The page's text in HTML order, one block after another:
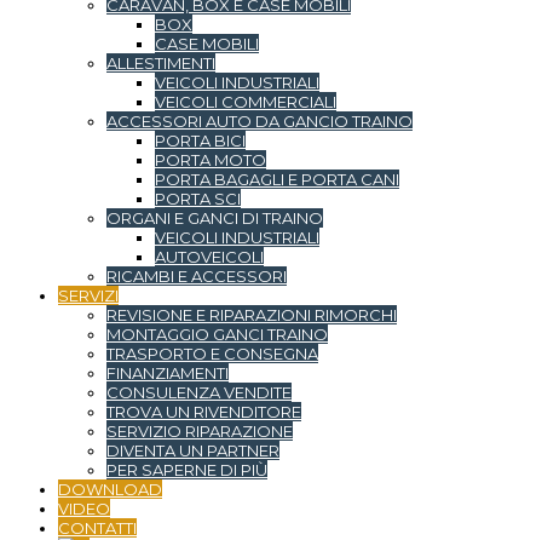
CARAVAN, BOX E CASE MOBILI
BOX
CASE MOBILI
ALLESTIMENTI
VEICOLI INDUSTRIALI
VEICOLI COMMERCIALI
ACCESSORI AUTO DA GANCIO TRAINO
PORTA BICI
PORTA MOTO
PORTA BAGAGLI E PORTA CANI
PORTA SCI
ORGANI E GANCI DI TRAINO
VEICOLI INDUSTRIALI
AUTOVEICOLI
RICAMBI E ACCESSORI
SERVIZI
REVISIONE E RIPARAZIONI RIMORCHI
MONTAGGIO GANCI TRAINO
TRASPORTO E CONSEGNA
FINANZIAMENTI
CONSULENZA VENDITE
TROVA UN RIVENDITORE
SERVIZIO RIPARAZIONE
DIVENTA UN PARTNER
PER SAPERNE DI PIÙ
DOWNLOAD
VIDEO
CONTATTI